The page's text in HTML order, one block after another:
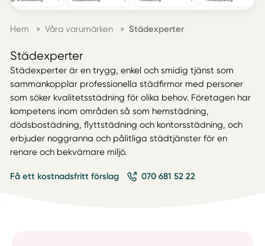
Hem » Våra varumärken » Städexperter
Städexperter
Städexperter är en trygg, enkel och smidig tjänst som
sammankopplar professionella städfirmor med personer
som söker kvalitetsstädning för olika behov. Företagen har
kompetens inom områden så som hemstädning,
dödsbostädning, flyttstädning och kontorsstädning, och
erbjuder noggranna och pålitliga städtjänster för en
renare och bekvämare miljö.
Få ett kostnadsfritt förslag 070 681 52 22